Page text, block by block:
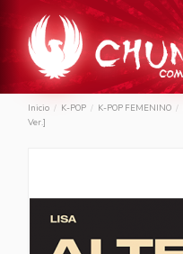
Inicio K-POP K-POP FEMENINO
Ver.]